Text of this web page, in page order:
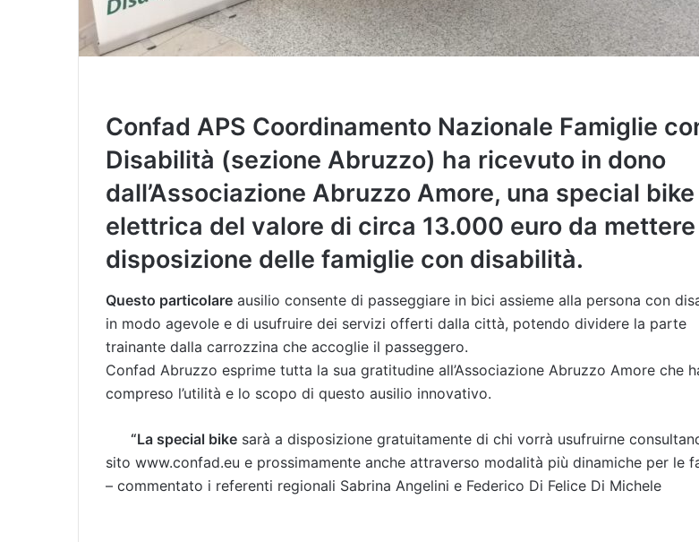
Confad APS Coordinamento Nazionale Famiglie
Disabilità (sezione Abruzzo) ha ricevuto in dono
dall’Associazione Abruzzo Amore, una special bike
elettrica del valore di circa 13.000 euro da mettere
disposizione delle famiglie con disabilità.
Questo particolare ausilio consente di passeggiare in bici assieme alla persona con
in modo agevole e di usufruire dei servizi offerti dalla città, potendo dividere la parte
trainante dalla carrozzina che accoglie il passeggero.
Confad Abruzzo esprime tutta la sua gratitudine all’Associazione Abruzzo Amore che
compreso l’utilità e lo scopo di questo ausilio innovativo.
“La special bike sarà a disposizione gratuitamente di chi vorrà usufruirne
sito www.confad.eu e prossimamente anche attraverso modalità più dinamiche per le
– commentato i referenti regionali Sabrina Angelini e Federico Di Felice Di Michele